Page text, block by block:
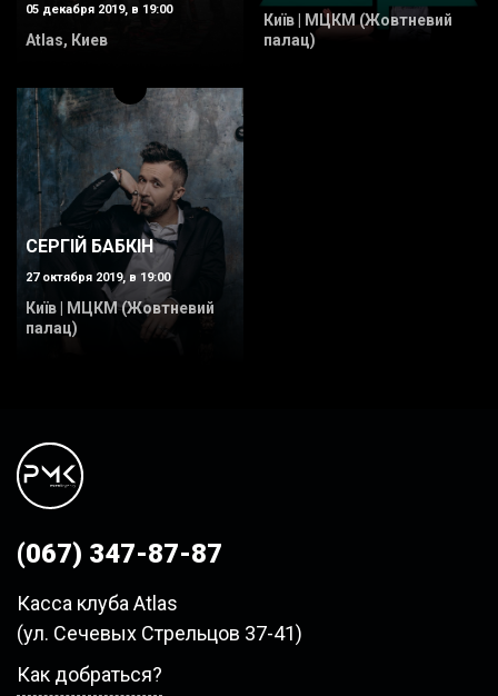
05 декабря 2019, в 19:00
Atlas, Киев
Київ | МЦКМ (Жовтневий
палац)
СЕРГІЙ БАБКІН
27 октября 2019, в 19:00
Київ | МЦКМ (Жовтневий
палац)
(067) 347-87-87
Касса клуба Atlas
(ул. Сечевых Стрельцов 37-41)
Как добраться?